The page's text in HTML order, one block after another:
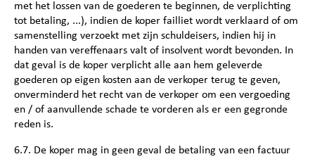
met het lossen van de goederen te beginnen, de verplichting
tot betaling, ...), indien de koper failliet wordt verklaard of om
samenstelling verzoekt met zijn schuldeisers, indien hij in
handen van vereffenaars valt of insolvent wordt bevonden. In
dat geval is de koper verplicht alle aan hem geleverde
goederen op eigen kosten aan de verkoper terug te geven,
onverminderd het recht van de verkoper om een vergoeding
en / of aanvullende schade te vorderen als er een gegronde
reden is.
6.7. De koper mag in geen geval de betaling van een factuur